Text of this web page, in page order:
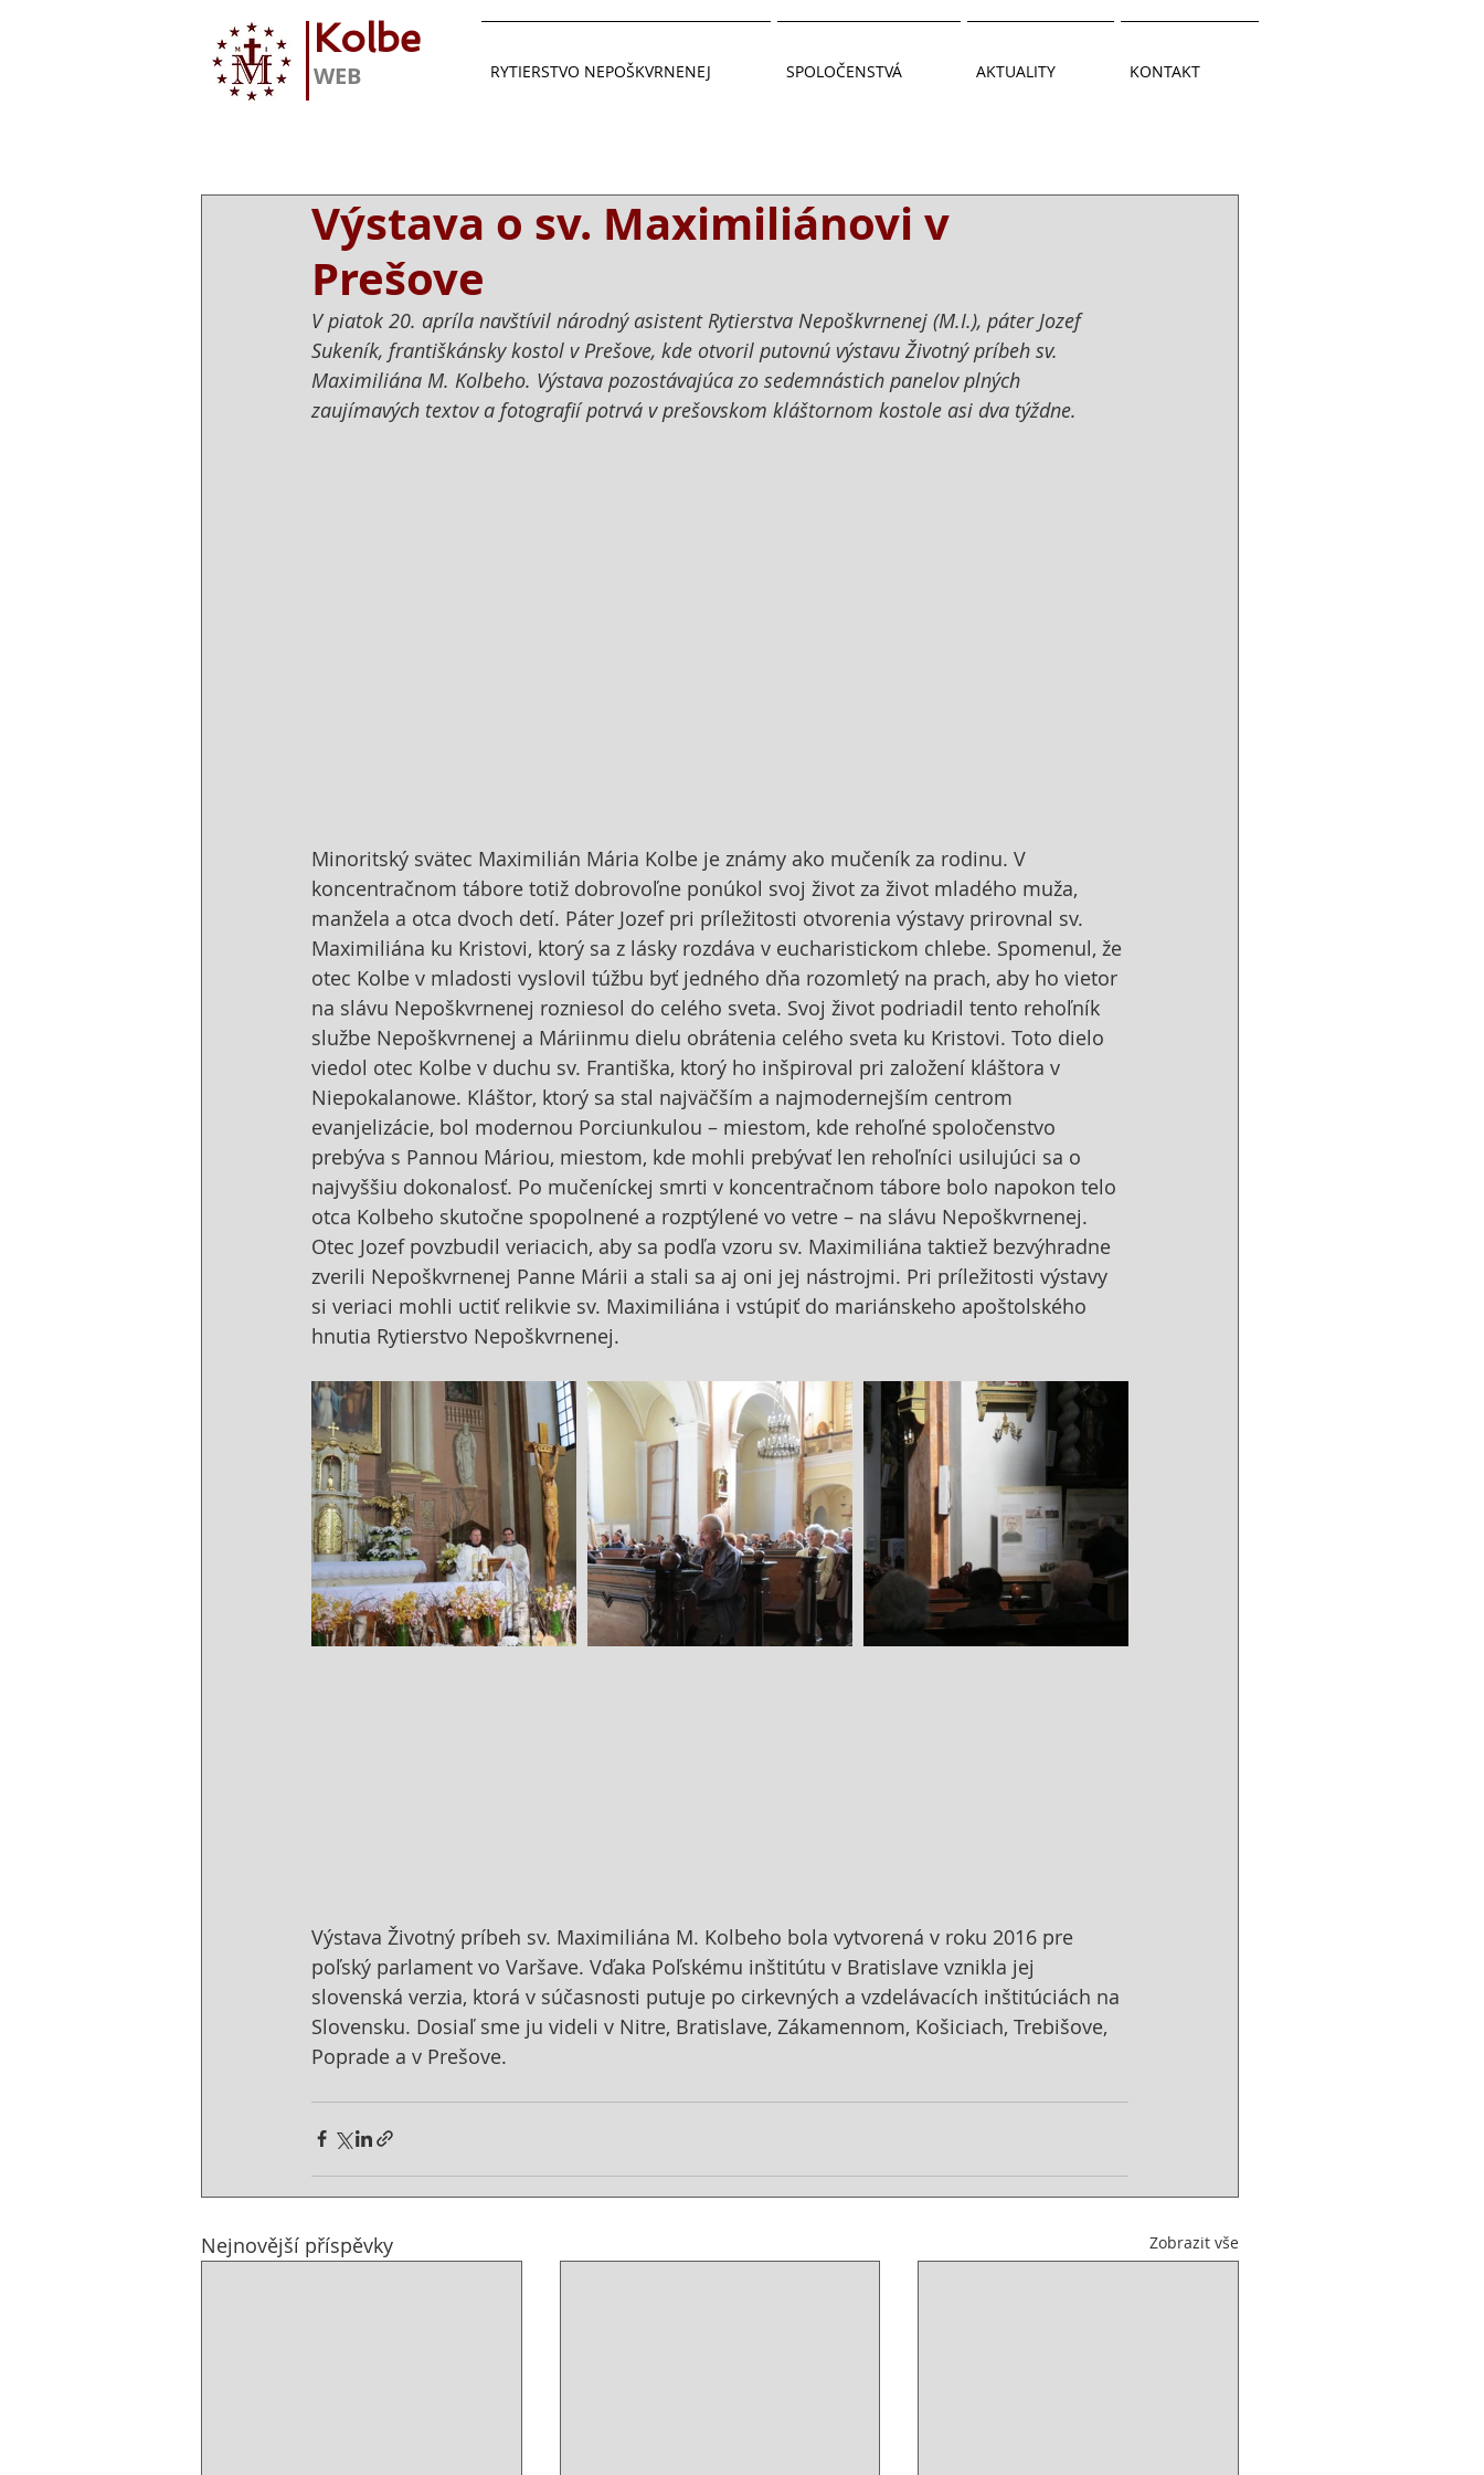
Kolbe
WEB RYTIERSTVO NEPOŠKVRNENEJ SPOLOČENSTVÁ AKTUALITY KONTAKT
Výstava o sv. Maximiliánovi v
Prešove
V piatok 20. apríla navštívil národný asistent Rytierstva Nepoškvrnenej (M.I.), páter Jozef
Sukeník, františkánsky kostol v Prešove, kde otvoril putovnú výstavu Životný príbeh sv.
Maximiliána M. Kolbeho. Výstava pozostávajúca zo sedemnástich panelov plných
zaujímavých textov a fotografií potrvá v prešovskom kláštornom kostole asi dva týždne.
Minoritský svätec Maximilián Mária Kolbe je známy ako mučeník za rodinu. V
koncentračnom tábore totiž dobrovoľne ponúkol svoj život za život mladého muža,
manžela a otca dvoch detí. Páter Jozef pri príležitosti otvorenia výstavy prirovnal sv.
Maximiliána ku Kristovi, ktorý sa z lásky rozdáva v eucharistickom chlebe. Spomenul, že
otec Kolbe v mladosti vyslovil túžbu byť jedného dňa rozomletý na prach, aby ho vietor
na slávu Nepoškvrnenej rozniesol do celého sveta. Svoj život podriadil tento rehoľník
službe Nepoškvrnenej a Máriinmu dielu obrátenia celého sveta ku Kristovi. Toto dielo
viedol otec Kolbe v duchu sv. Františka, ktorý ho inšpiroval pri založení kláštora v
Niepokalanowe. Kláštor, ktorý sa stal najväčším a najmodernejším centrom
evanjelizácie, bol modernou Porciunkulou – miestom, kde rehoľné spoločenstvo
prebýva s Pannou Máriou, miestom, kde mohli prebývať len rehoľníci usilujúci sa o
najvyššiu dokonalosť. Po mučeníckej smrti v koncentračnom tábore bolo napokon telo
otca Kolbeho skutočne spopolnené a rozptýlené vo vetre – na slávu Nepoškvrnenej.
Otec Jozef povzbudil veriacich, aby sa podľa vzoru sv. Maximiliána taktiež bezvýhradne
zverili Nepoškvrnenej Panne Márii a stali sa aj oni jej nástrojmi. Pri príležitosti výstavy
si veriaci mohli uctiť relikvie sv. Maximiliána i vstúpiť do mariánskeho apoštolského
hnutia Rytierstvo Nepoškvrnenej.
Výstava Životný príbeh sv. Maximiliána M. Kolbeho bola vytvorená v roku 2016 pre
poľský parlament vo Varšave. Vďaka Poľskému inštitútu v Bratislave vznikla jej
slovenská verzia, ktorá v súčasnosti putuje po cirkevných a vzdelávacích inštitúciách na
Slovensku. Dosiaľ sme ju videli v Nitre, Bratislave, Zákamennom, Košiciach, Trebišove,
Poprade a v Prešove.
Nejnovější příspěvky Zobrazit vše